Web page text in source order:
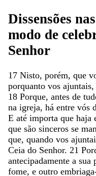
Dissensões nas
modo de
Senhor
17 Nisto, porém, que
porquanto vos ajuntais,
18 Porque, antes de
na igreja, há entre vós
E até importa que haja
que são sinceros se
que, quando vos
Ceia do Senhor. 21
antecipadamente a sua
fome, e outro